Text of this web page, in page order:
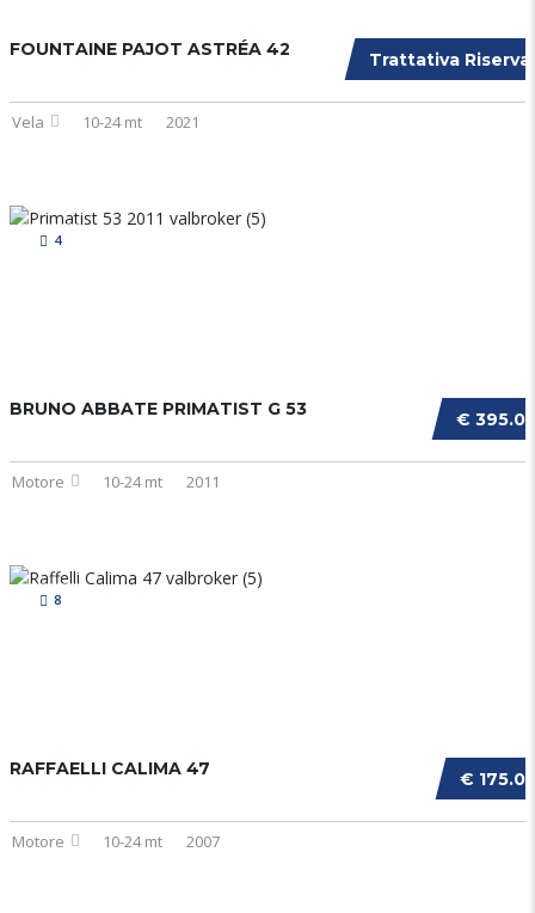
Trattativa
FOUNTAINE PAJOT ASTRÉA 42
Vela 10-24 mt 2021
4
€
BRUNO ABBATE PRIMATIST G 53
Motore 10-24 mt 2011
8
€
RAFFAELLI CALIMA 47
Motore 10-24 mt 2007